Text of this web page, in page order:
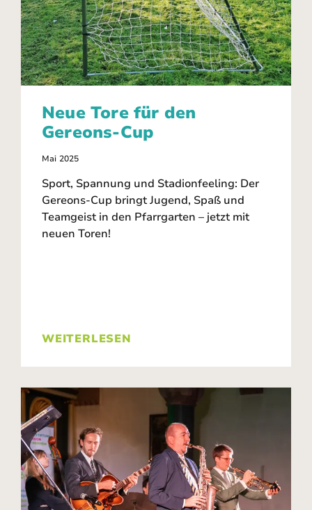
Neue Tore für den
Gereons-Cup
Mai 2025
Sport, Spannung und Stadionfeeling: Der
Gereons-Cup bringt Jugend, Spaß und
Teamgeist in den Pfarrgarten – jetzt mit
neuen Toren!
WEITERLESEN